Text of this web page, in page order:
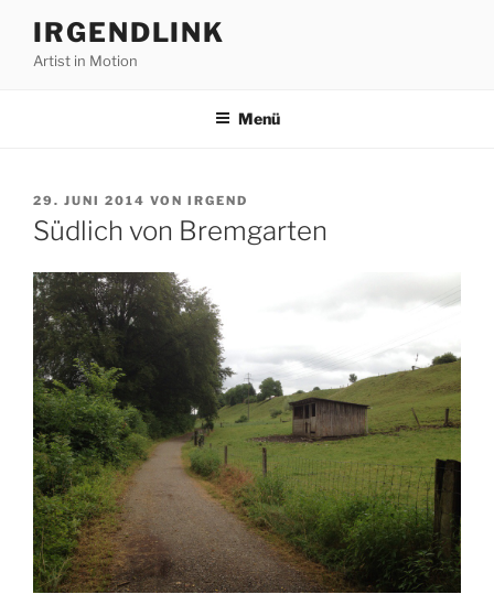
Inhalt
springen
IRGENDLINK
Artist in Motion
Menü
VERÖFFENTLICHT
AM
29. JUNI 2014 VON IRGEND
Südlich von Bremgarten